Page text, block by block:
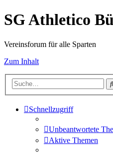
SG Athletico
Vereinsforum für alle Sparten
Zum Inhalt
Schnellzugriff
Unbeantwortete
Aktive Themen